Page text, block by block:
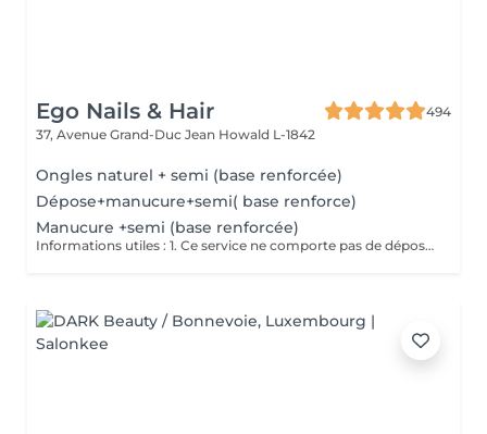
Ego Nails & Hair
494
37, Avenue Grand-Duc Jean Howald L-1842
Ongles naturel + semi (base renforcée)
Dépose+manucure+semi( base renforce)
Manucure +semi (base renforcée)
Informations utiles : 1. Ce service ne comporte pas de dépose vos ongles doivent être nu pour ce service si vos ongles nécessite une dépose veuillez choisir la dépose adéquate merci. 2. Ce service ne comporte pas de French ni de Nails si vous en souhaitez il vous suffit de vous rendre dans la rubrique Nails art pour en ajouter merci. Description de la prestation : - Traitement des cuticules - limage des ongles - pose d'un Semi Permanent (1 couleur )